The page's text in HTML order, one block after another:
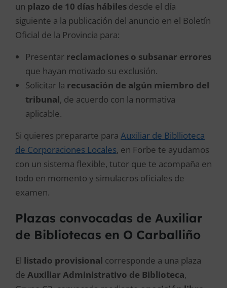
un plazo de 10 días hábiles desde el día
siguiente a la publicación del anuncio en el Boletín
Oficial de la Provincia para:
Presentar reclamaciones o subsanar errores
que hayan motivado su exclusión.
Solicitar la recusación de algún miembro del
tribunal, de acuerdo con la normativa
aplicable.
Si quieres prepararte para Auxiliar de Bibllioteca
de Corporaciones Locales, en Forbe te ayudamos
con un sistema flexible, tutor que te acompaña en
todo en momento y simulacros oficiales de
examen.
Plazas convocadas de Auxiliar
de Bibliotecas en O Carballiño
El listado provisional corresponde a una plaza
de Auxiliar Administrativo de Biblioteca,